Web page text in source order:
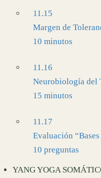
11.15
Margen de
10 minutos
11.16
Neurobiología del
15 minutos
11.17
Evaluación
10 preguntas
YANG YOGA